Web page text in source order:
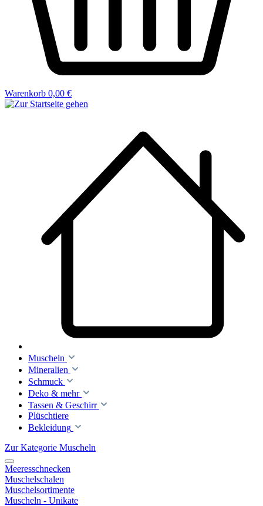
Warenkorb 0,00 €
Muscheln
Mineralien
Schmuck
Deko & mehr
Tassen & Geschirr
Plüschtiere
Bekleidung
Zur Kategorie Muscheln
Meeresschnecken
Muschelschalen
Muschelsortimente
Muscheln - Unikate